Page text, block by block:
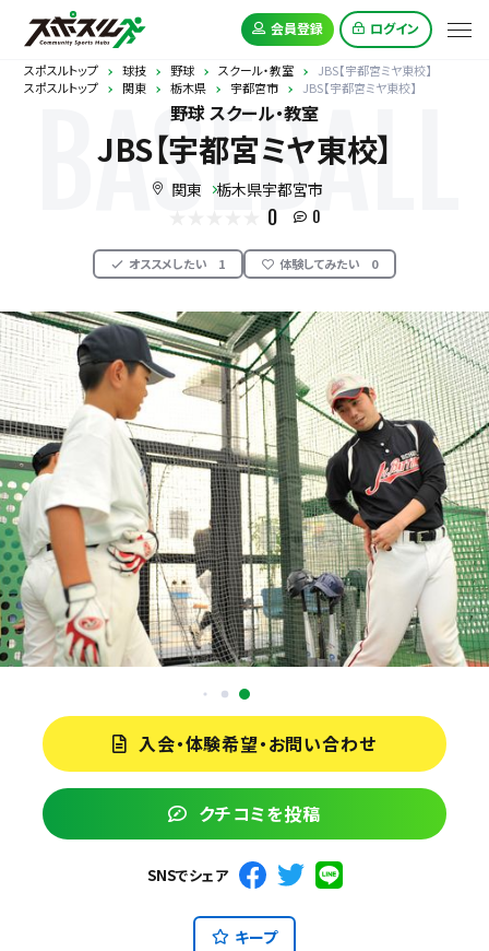
会員登録 ログイン
スポスルトップ 球技 野球 スクール・教室
JBS【宇都宮ミヤ東校】
スポスルトップ
関東 栃木県 宇都宮市 JBS【宇都宮ミヤ東校】
BASEBALL
野球 スクール・教室
JBS【宇都宮ミヤ東校】
関東 栃木県宇都宮市
0 0
オススメしたい 1 体験してみたい 0
入会・体験希望・お問い合わせ
クチコミを投稿
SNSでシェア
キープ